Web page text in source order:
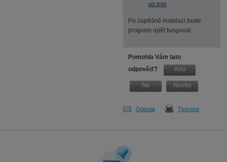
us.exe
Po úspěšné instalaci bude
program opět fungovat.
Pomohla Vám tato
odpověď?
Ano
Ne Nevím
Odeslat Tisknout